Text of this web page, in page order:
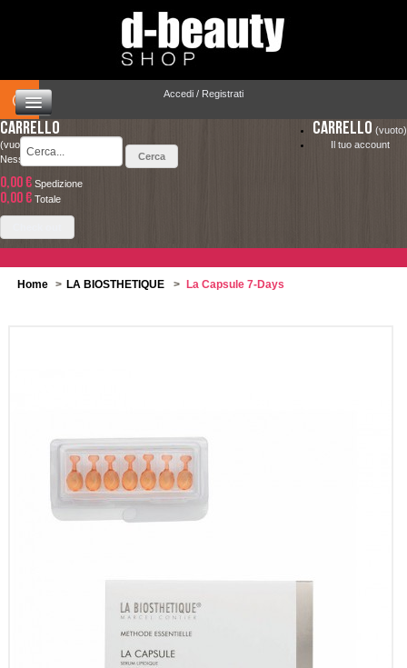
Accedi / Registrati
Carrello (vuoto)
Il tuo account
Carrello
(vuoto)
Nessun prodotto
0,00 € Spedizione
0,00 € Totale
HOME
LA SPEDIZIONE COSTA SOLO 4.90 € ED È
COMPLETAMENTE GRATUITA PER ORDINI
Home > LA BIOSTHETIQUE > La Capsule 7-Days